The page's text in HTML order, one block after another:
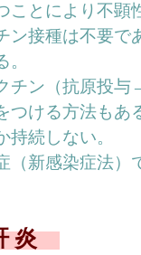
ことにより不顕
ン接種は不要で
チン（抗原投与
つける方法もあ
持続しない。
（新感染症法）
炎